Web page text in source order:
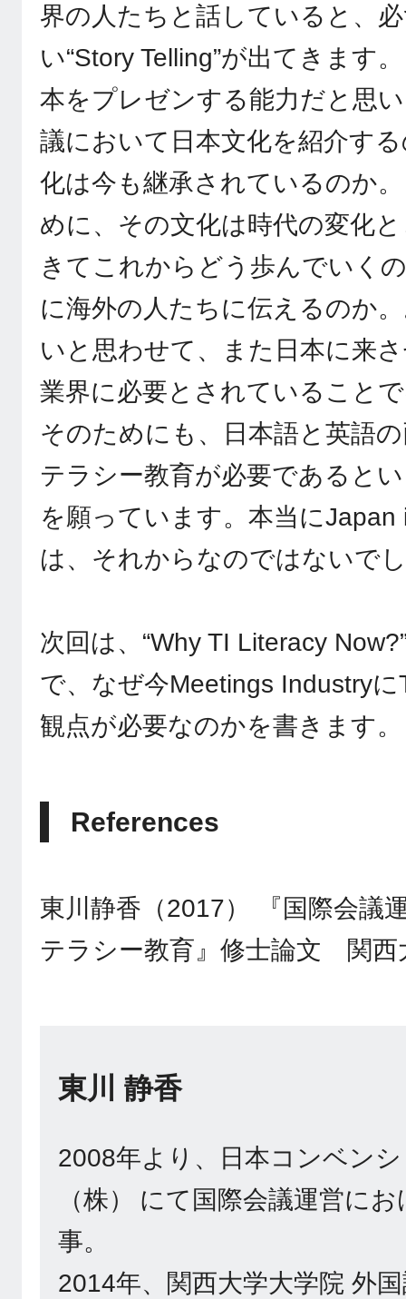
界の人たちと話していると、
い“Story Telling”が出てきます
本をプレゼンする能力だと思
議において日本文化を紹介す
化は今も継承されているのか
めに、その文化は時代の変化
きてこれからどう歩んでいく
に海外の人たちに伝えるのか
いと思わせて、また日本に来
業界に必要とされていること
そのためにも、日本語と英語
テラシー教育が必要であると
を願っています。本当に
は、それからなのではないで
次回は、“Why TI Literacy
で、なぜ今Meetings Industry
観点が必要なのかを書きます。
References
東川静香（2017） 『国際会議
テラシー教育』修士論文 関西
東川 静香
2008年より、日本コンベン
（株） にて国際会議運営に
事。
2014年、関西大学大学院 外